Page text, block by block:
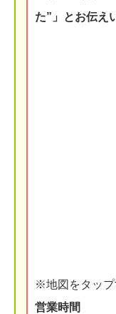
た”」とお伝え
※地図をタップ
営業時間